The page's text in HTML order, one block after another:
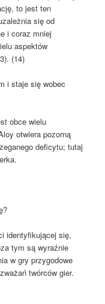
to jest ten
się od
i coraz mniej
aspektów
(14)
i staje się wobec
obce wielu
otwiera pozorną
deficytu; tutaj
identyfikującej się,
tym są wyraźnie
w gry przygodowe
twórców gier.